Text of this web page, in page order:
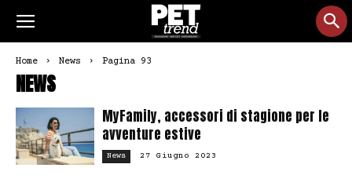
Home News Pagina 93
NEWS
MyFamily, accessori di stagione per le
avventure estive
News 27 Giugno 2023